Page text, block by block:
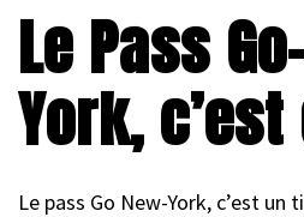
Le Pass
York,
Le pass Go New-York, c’est un